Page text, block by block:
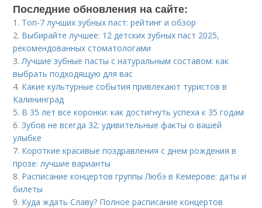
Последние обновления на сайте:
1. Топ-7 лучших зубных паст: рейтинг и обзор
2. Выбирайте лучшее: 12 детских зубных паст 2025,
рекомендованных стоматологами
3. Лучшие зубные пасты с натуральным составом: как
выбрать подходящую для вас
4. Какие культурные события привлекают туристов в
Калининград
5. В 35 лет все коронки: как достигнуть успеха к 35 годам
6.Зубов не всегда 32: удивительные факты о вашей
улыбке
7. Короткие красивые поздравления с днем рождения в
прозе: лучшие варианты
8. Расписание концертов группы Любэ в Кемерове: даты и
билеты
9. Куда ждать Славу? Полное расписание концертов